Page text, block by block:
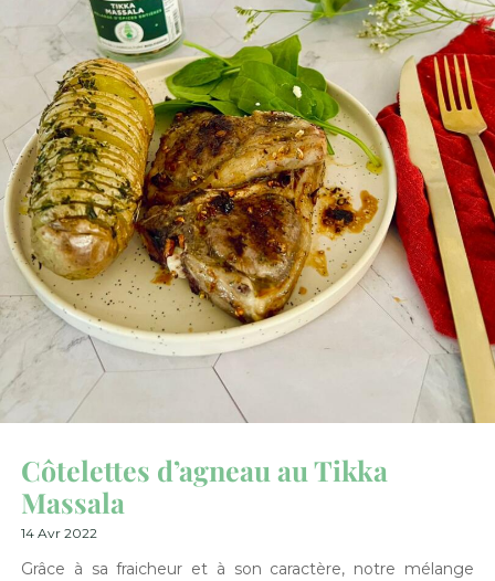
Côtelettes d’agneau au Tikka
Massala
14 Avr 2022
Grâce à sa fraicheur et à son caractère, notre mélange